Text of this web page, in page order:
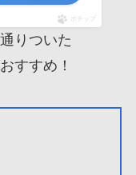
ポチップ
りついた
すすめ！